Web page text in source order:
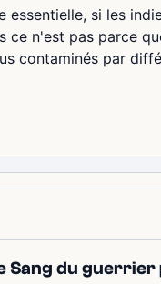
essentielle, si les
ce n'est pas parce
contaminés par
Sang du